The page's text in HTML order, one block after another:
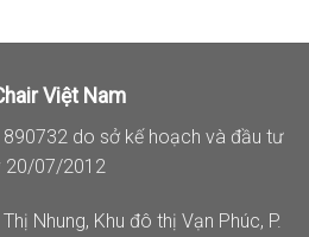
Việt Nam
do sở kế hoạch và đầu tư
20/07/2012
Nhung, Khu đô thị Vạn Phúc, P.